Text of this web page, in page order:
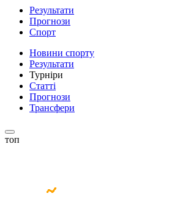
Результати
Прогнози
Спорт
Новини спорту
Результати
Турніри
Статті
Прогнози
Трансфери
топ